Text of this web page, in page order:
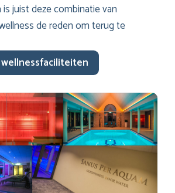
juist deze combinatie van
de reden om terug te